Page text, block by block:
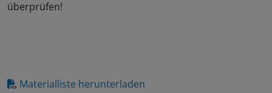
überprüfen!
Materialliste herunterladen